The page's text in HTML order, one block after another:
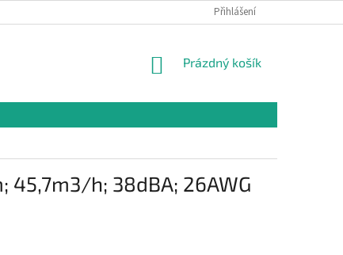
Přihlášení
NÁKUPNÍ
Prázdný košík
45,7m3/h; 38dBA; 26AWG